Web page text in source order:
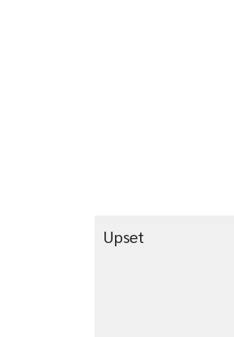
Upset